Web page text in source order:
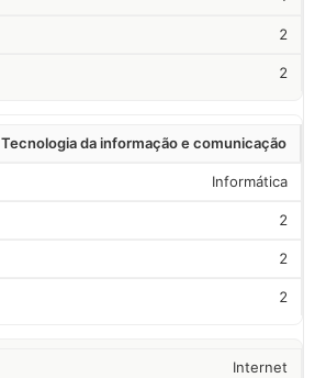
2
2
Tecnologia da informação e comunicação
Informática
2
2
2
Internet